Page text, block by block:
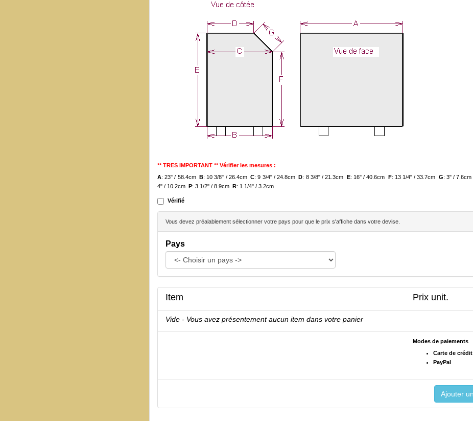
** TRES IMPORTANT ** Vérifier les mesures :
A: 23" / 58.4cm B: 10 3/8" / 26.4cmC: 9 3/4" / 24.8cm D: 8 3/8" / 21.3cm E: 16" / 40.6cm F: 13 1/4" / 33.7cm G: 3" / 7.6cm
4" / 10.2cm
P: 3 1/2" / 8.9cm R: 1 1/4" / 3.2cm
Vérifié
Vous devez préalablement sélectionner votre pays pour que le prix s'affiche dans votre devise.
Pays
Item Prix unit.
Vide - Vous avez présentement aucun item dans votre panier
Modes de paiements
Carte de crédit
PayPal